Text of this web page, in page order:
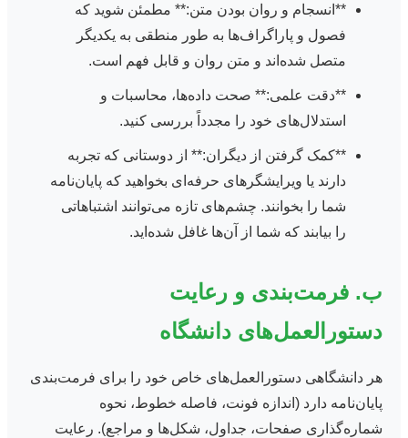
**انسجام و روان بودن متن:** مطمئن شوید که
فصول و پاراگراف‌ها به طور منطقی به یکدیگر
متصل شده‌اند و متن روان و قابل فهم است.
**دقت علمی:** صحت داده‌ها، محاسبات و
استدلال‌های خود را مجدداً بررسی کنید.
**کمک گرفتن از دیگران:** از دوستانی که تجربه
دارند یا ویرایشگرهای حرفه‌ای بخواهید که پایان‌نامه
شما را بخوانند. چشم‌های تازه می‌توانند اشتباهاتی
را بیابند که شما از آن‌ها غافل شده‌اید.
ب. فرمت‌بندی و رعایت
دستورالعمل‌های دانشگاه
هر دانشگاهی دستورالعمل‌های خاص خود را برای فرمت‌بندی
پایان‌نامه دارد (اندازه فونت، فاصله خطوط، نحوه
شماره‌گذاری صفحات، جداول، شکل‌ها و مراجع). رعایت